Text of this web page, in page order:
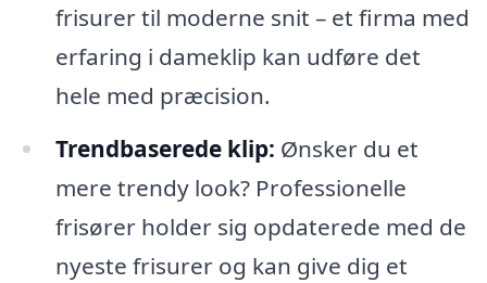
frisurer til moderne snit – et firma med
erfaring i dameklip kan udføre det
hele med præcision.
Trendbaserede klip: Ønsker du et
mere trendy look? Professionelle
frisører holder sig opdaterede med de
nyeste frisurer og kan give dig et